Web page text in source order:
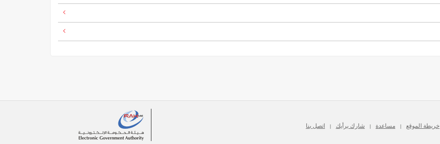
خريطة الموقع | مساعدة | شارك برأيك | اتصل بنا